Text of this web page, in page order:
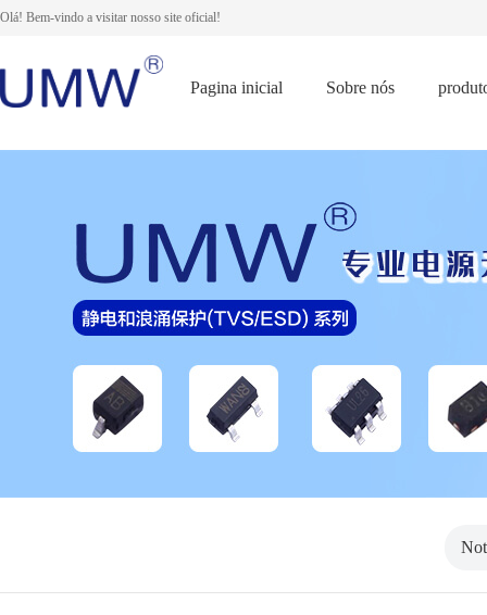
Olá! Bem-vindo a visitar nosso site oficial!
Pagina inicial Sobre nós